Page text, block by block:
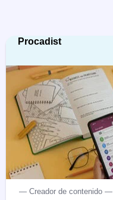
Procadist
— Creador de contenido —